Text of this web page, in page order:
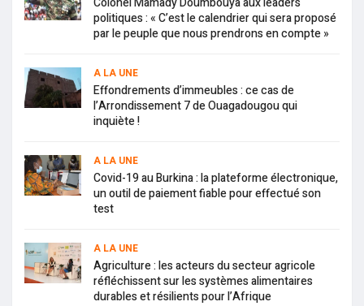
politiques : « C’est le calendrier qui sera proposé
par le peuple que nous prendrons en compte »
A LA UNE
Effondrements d’immeubles : ce cas de
l’Arrondissement 7 de Ouagadougou qui
inquiète !
A LA UNE
Covid-19 au Burkina : la plateforme électronique,
un outil de paiement fiable pour effectué son
test
A LA UNE
Agriculture : les acteurs du secteur agricole
réfléchissent sur les systèmes alimentaires
durables et résilients pour l’Afrique